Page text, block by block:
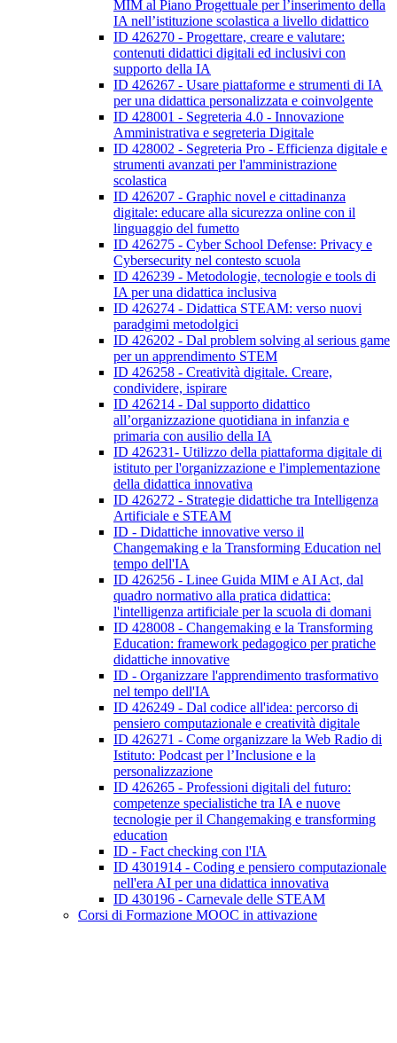
MIM al Piano Progettuale per l’inserimento della
IA nell’istituzione scolastica a livello didattico
ID 426270 - Progettare, creare e valutare:
contenuti didattici digitali ed inclusivi con
supporto della IA
ID 426267 - Usare piattaforme e strumenti di IA
per una didattica personalizzata e coinvolgente
ID 428001 - Segreteria 4.0 - Innovazione
Amministrativa e segreteria Digitale
ID 428002 - Segreteria Pro - Efficienza digitale e
strumenti avanzati per l'amministrazione
scolastica
ID 426207 - Graphic novel e cittadinanza
digitale: educare alla sicurezza online con il
linguaggio del fumetto
ID 426275 - Cyber School Defense: Privacy e
Cybersecurity nel contesto scuola
ID 426239 - Metodologie, tecnologie e tools di
IA per una didattica inclusiva
ID 426274 - Didattica STEAM: verso nuovi
paradgimi metodolgici
ID 426202 - Dal problem solving al serious game
per un apprendimento STEM
ID 426258 - Creatività digitale. Creare,
condividere, ispirare
ID 426214 - Dal supporto didattico
all’organizzazione quotidiana in infanzia e
primaria con ausilio della IA
ID 426231- Utilizzo della piattaforma digitale di
istituto per l'organizzazione e l'implementazione
della didattica innovativa
ID 426272 - Strategie didattiche tra Intelligenza
Artificiale e STEAM
ID - Didattiche innovative verso il
Changemaking e la Transforming Education nel
tempo dell'IA
ID 426256 - Linee Guida MIM e AI Act, dal
quadro normativo alla pratica didattica:
l'intelligenza artificiale per la scuola di domani
ID 428008 - Changemaking e la Transforming
Education: framework pedagogico per pratiche
didattiche innovative
ID - Organizzare l'apprendimento trasformativo
nel tempo dell'IA
ID 426249 - Dal codice all'idea: percorso di
pensiero computazionale e creatività digitale
ID 426271 - Come organizzare la Web Radio di
Istituto: Podcast per l’Inclusione e la
personalizzazione
ID 426265 - Professioni digitali del futuro:
competenze specialistiche tra IA e nuove
tecnologie per il Changemaking e transforming
education
ID - Fact checking con l'IA
ID 4301914 - Coding e pensiero computazionale
nell'era AI per una didattica innovativa
ID 430196 - Carnevale delle STEAM
Corsi di Formazione MOOC in attivazione